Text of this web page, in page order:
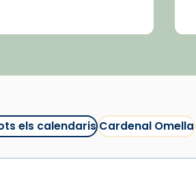
Les Santes de
els calendarisCardenal Omella